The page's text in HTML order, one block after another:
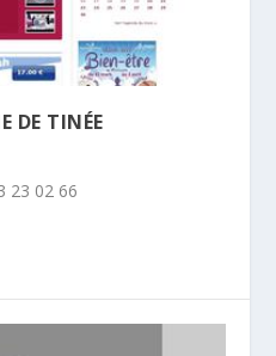
DE TINÉE
23 02 66